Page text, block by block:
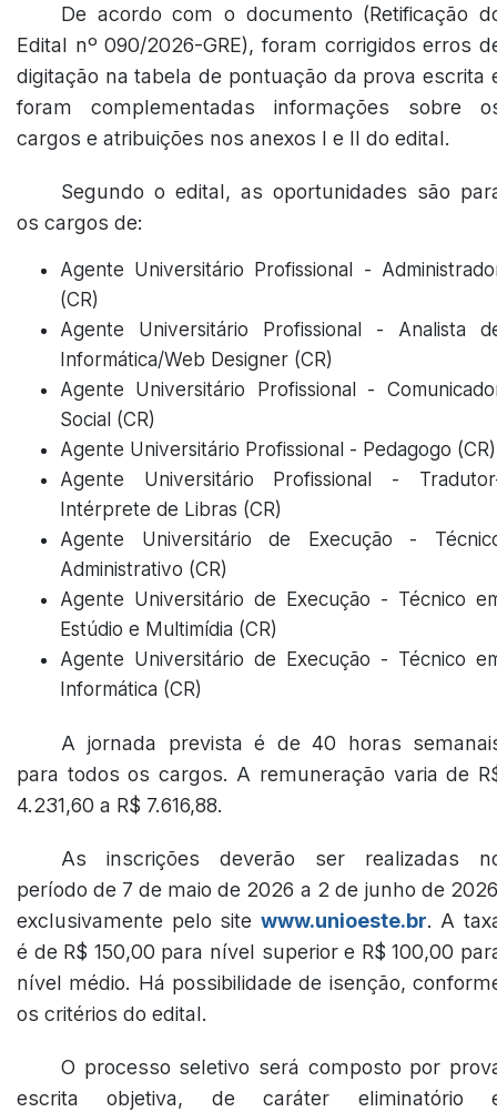
De acordo com o documento (Retificação
Edital nº 090/2026-GRE), foram corrigidos erros
digitação na tabela de pontuação da prova escrita
foram complementadas informações sobre
cargos e atribuições nos anexos I e II do edital.
Segundo o edital, as oportunidades são
os cargos de:
Agente Universitário Profissional -
(CR)
Agente Universitário Profissional - Analista
Informática/Web Designer (CR)
Agente Universitário Profissional -
Social (CR)
Agente Universitário Profissional - Pedagogo (CR)
Agente Universitário Profissional -
Intérprete de Libras (CR)
Agente Universitário de Execução -
Administrativo (CR)
Agente Universitário de Execução - Técnico
Estúdio e Multimídia (CR)
Agente Universitário de Execução - Técnico
Informática (CR)
A jornada prevista é de 40 horas
para todos os cargos. A remuneração varia de
4.231,60 a R$ 7.616,88.
As inscrições deverão ser realizadas
período de 7 de maio de 2026 a 2 de junho de
exclusivamente pelo site www.unioeste.br. A
é de R$ 150,00 para nível superior e R$ 100,00
nível médio. Há possibilidade de isenção,
os critérios do edital.
O processo seletivo será composto por
escrita objetiva, de caráter eliminatório